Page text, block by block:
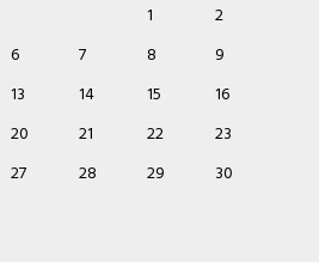
1
2
6 7 8
9
13 14 15
16
20 21 22
23
27 28 29
30